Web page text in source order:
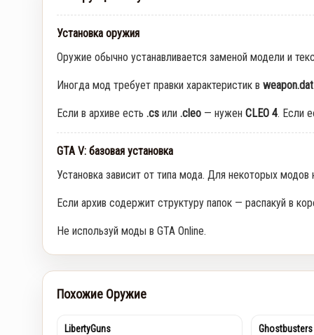
Установка оружия
Оружие обычно устанавливается заменой модели и
Иногда мод требует правки характеристик в weapon.dat
Если в архиве есть .cs или .cleo — нужен CLEO 4. Если
GTA V: базовая установка
Установка зависит от типа мода. Для некоторых
Если архив содержит структуру папок — распакуй в
Не используй моды в GTA Online.
Похожие Оружие
LibertyGuns Ghostbusters